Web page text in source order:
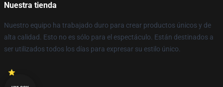
Nuestra tienda
Nuestro equipo ha trabajado duro para crear productos únicos y de
alta calidad. Esto no es sólo para el espectáculo. Están destinados a
ser utilizados todos los días para expresar su estilo único.